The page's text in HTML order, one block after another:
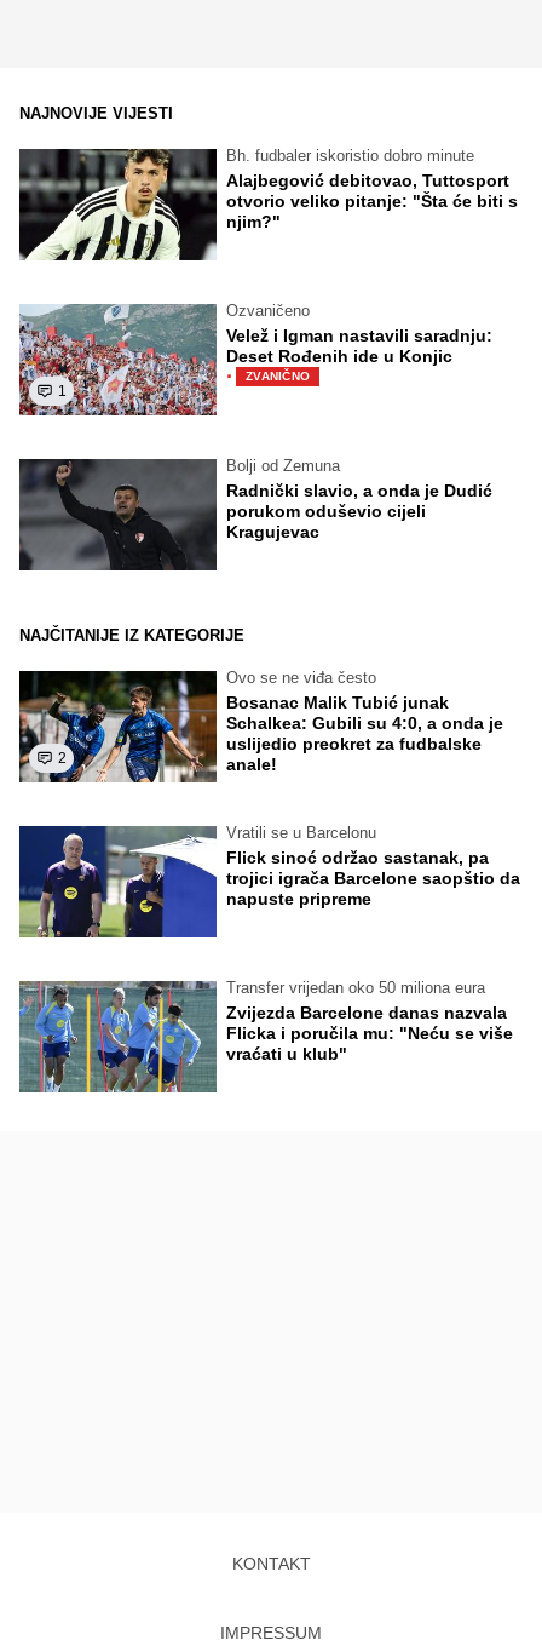
NAJNOVIJE VIJESTI
Bh. fudbaler iskoristio dobro minute
Alajbegović debitovao, Tuttosport
otvorio veliko pitanje: "Šta će biti s
njim?"
1
Ozvaničeno
Velež i Igman nastavili saradnju:
Deset Rođenih ide u Konjic
· ZVANIČNO
Bolji od Zemuna
Radnički slavio, a onda je Dudić
porukom oduševio cijeli
Kragujevac
NAJČITANIJE IZ KATEGORIJE
2
Ovo se ne viđa često
Bosanac Malik Tubić junak
Schalkea: Gubili su 4:0, a onda je
uslijedio preokret za fudbalske
anale!
Vratili se u Barcelonu
Flick sinoć održao sastanak, pa
trojici igrača Barcelone saopštio da
napuste pripreme
Transfer vrijedan oko 50 miliona eura
Zvijezda Barcelone danas nazvala
Flicka i poručila mu: "Neću se više
vraćati u klub"
KONTAKT
IMPRESSUM